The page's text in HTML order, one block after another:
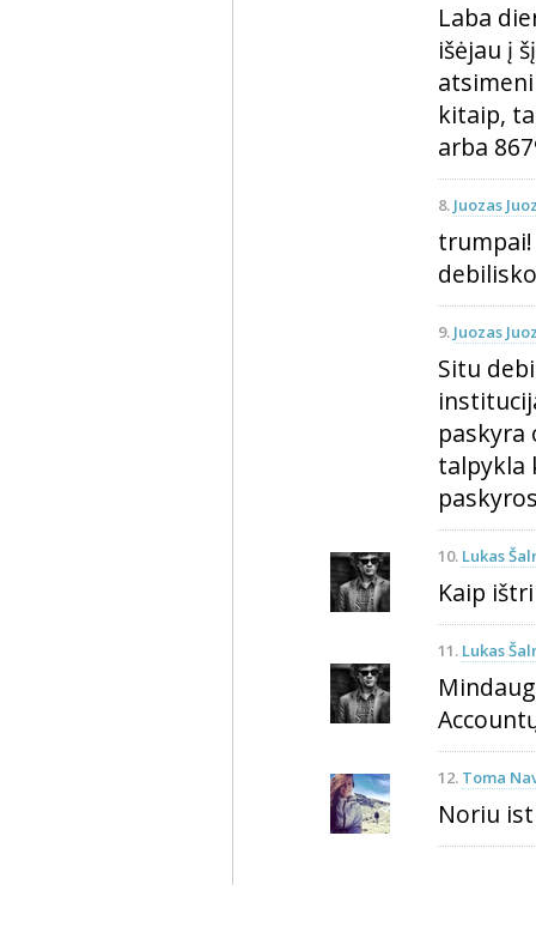
Laba
išėjau į
kitaip,
arba
8. Juozas
9. Juozas
Situ
paskyra
talpykla
10. Lukas
Kaip
11. Lukas
12. Toma
Noriu